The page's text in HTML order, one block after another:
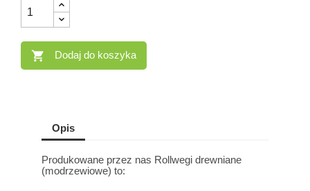
 Dodaj do koszyka
Opis
Produkowane przez nas Rollwegi drewniane
(modrzewiowe) to: